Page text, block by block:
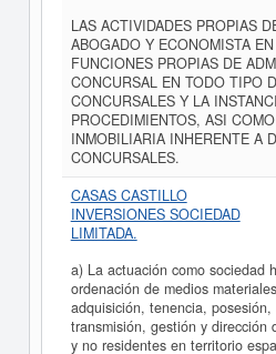
LAS ACTIVIDADES PROPIAS
ABOGADO Y ECONOMISTA
FUNCIONES PROPIAS DE
CONCURSAL EN TODO TIPO
CONCURSALES Y LA
PROCEDIMIENTOS, ASI
INMOBILIARIA INHERENTE A
CONCURSALES.
CASAS CASTILLO
INVERSIONES SOCIEDAD
LIMITADA.
a) La actuación como sociedad
ordenación de medios
adquisición, tenencia, posesión,
transmisión, gestión y dirección
y no residentes en territorio